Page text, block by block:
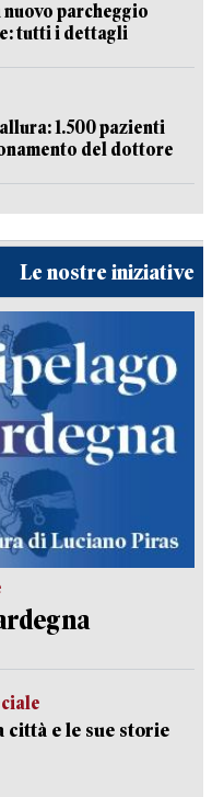
nuovo parcheggio
tutti i dettagli
1.500 pazienti
del dottore
Le nostre iniziative
città e le sue storie